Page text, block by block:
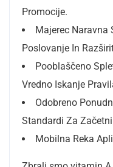
Promocije.
Majerec Naravna
Poslovanje In
Pooblaščeno
Vredno Iskanje
Odobreno
Standardi Za
Mobilna Reka